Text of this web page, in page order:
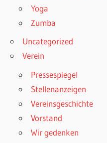
Yoga
Zumba
Uncategorized
Verein
Pressespiegel
Stellenanzeigen
Vereinsgeschichte
Vorstand
Wir gedenken